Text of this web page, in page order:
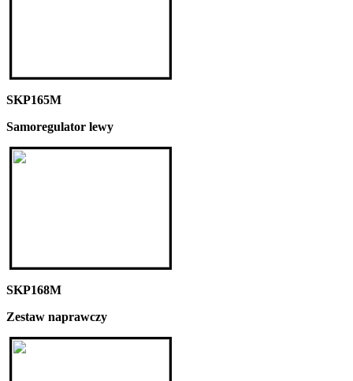
SKP165M
Samoregulator lewy
SKP168M
Zestaw naprawczy